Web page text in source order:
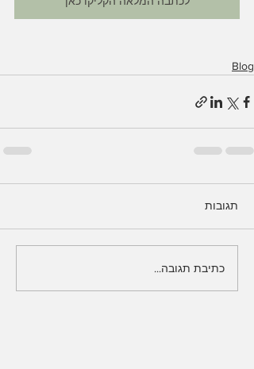
Blog
תגובות
כתיבת תגובה...